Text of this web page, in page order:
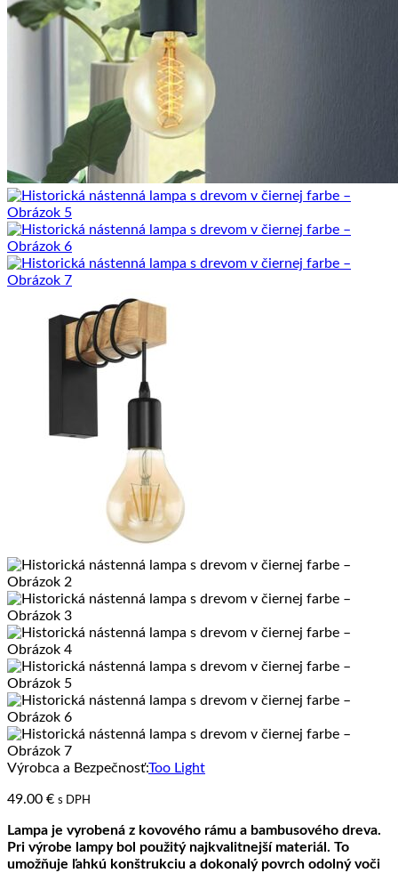
Výrobca a Bezpečnosť:Too Light
49.00 € s DPH
Lampa je vyrobená z kovového rámu a bambusového dreva.
Pri výrobe lampy bol použitý najkvalitnejší materiál. To
umožňuje ľahkú konštrukciu a dokonalý povrch odolný voči